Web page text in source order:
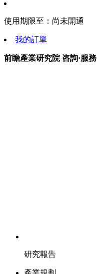
使用期限至： 尚未開通
我的訂單
前瞻產業研究院 咨詢·服務
研究報告